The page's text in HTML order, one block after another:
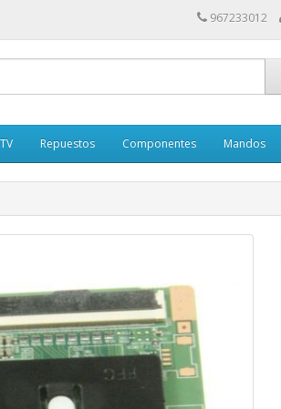
967233012
Repuestos Componentes Mandos